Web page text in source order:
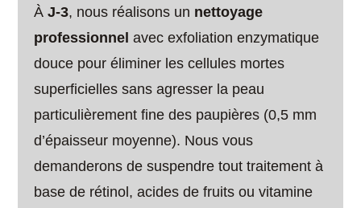
ÀJ-3, nous réalisons un nettoyage
professionnel avec exfoliation enzymatique
douce pour éliminer les cellules mortes
superficielles sans agresser la peau
particulièrement fine des paupières (0,5 mm
d’épaisseur moyenne). Nous vous
demanderons de suspendre tout traitement à
base de rétinol, acides de fruits ou vitamine